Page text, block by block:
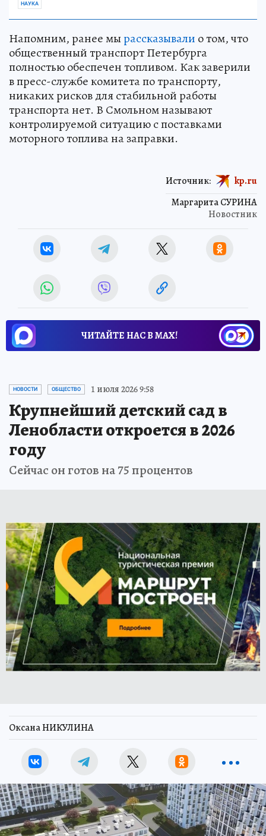
НАУКА
Напомним, ранее мырассказывали о том, что
общественный транспорт Петербурга
полностью обеспечен топливом. Как заверили
в пресс-службе комитета по транспорту,
никаких рисков для стабильной работы
транспорта нет. В Смольном называют
контролируемой ситуацию с поставками
моторного топлива на заправки.
Маргарита СУРИНА
Новостник
Источник: kp.ru
ЧИТАЙТЕ НАС В МАХ!
НОВОСТИ ОБЩЕСТВО 1 июля 2026 9:58
Крупнейший детский сад в
Ленобласти откроется в 2026
году
Сейчас он готов на 75 процентов
Оксана НИКУЛИНА